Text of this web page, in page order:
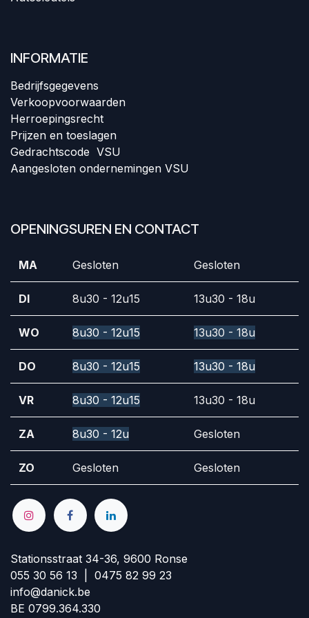
INFORMATIE
Bedrijfsgegevens
Verkoopvoorwaarden
Herroepingsrecht
Prijzen en toeslagen
Gedrachtscode VSU
Aangesloten ondernemingen VSU
OPENINGSUREN EN CONTACT
MA Gesloten Gesloten
DI 8u30 - 12u15 13u30 - 18u
WO 8u30 - 12u15 13u30 - 18u
DO 8u30 - 12u15 13u30 - 18u
VR 8u30 - 12u15 13u30 - 18u
ZA 8u30 - 12u Gesloten
ZO Gesloten Gesloten
Stationsstraat 34-36, 9600 Ronse
055 30 56 13 | 0475 82 99 23
info@danick.be
BE 0799.364.330